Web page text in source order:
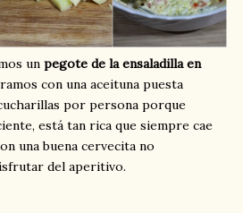
un pegote de la ensaladilla en
con una aceituna puesta
por persona porque
está tan rica que siempre cae
una buena cervecita no
del aperitivo.